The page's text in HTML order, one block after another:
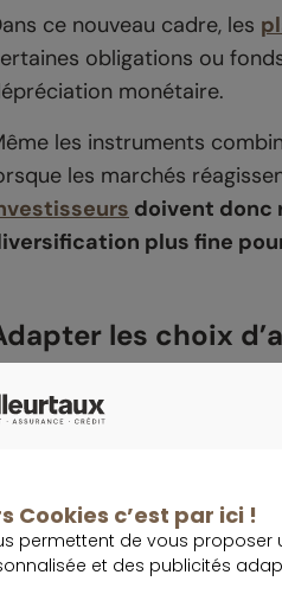
ce nouveau cadre, les
obligations ou
monétaire.
les instruments
les marchés
doivent donc
plus fine
les choix
Pour maintenir un
axes. La diversification
placements sectoriels
ciblant des segments
Cookies c’est par ici !
permettent de vous proposer
et des publicités